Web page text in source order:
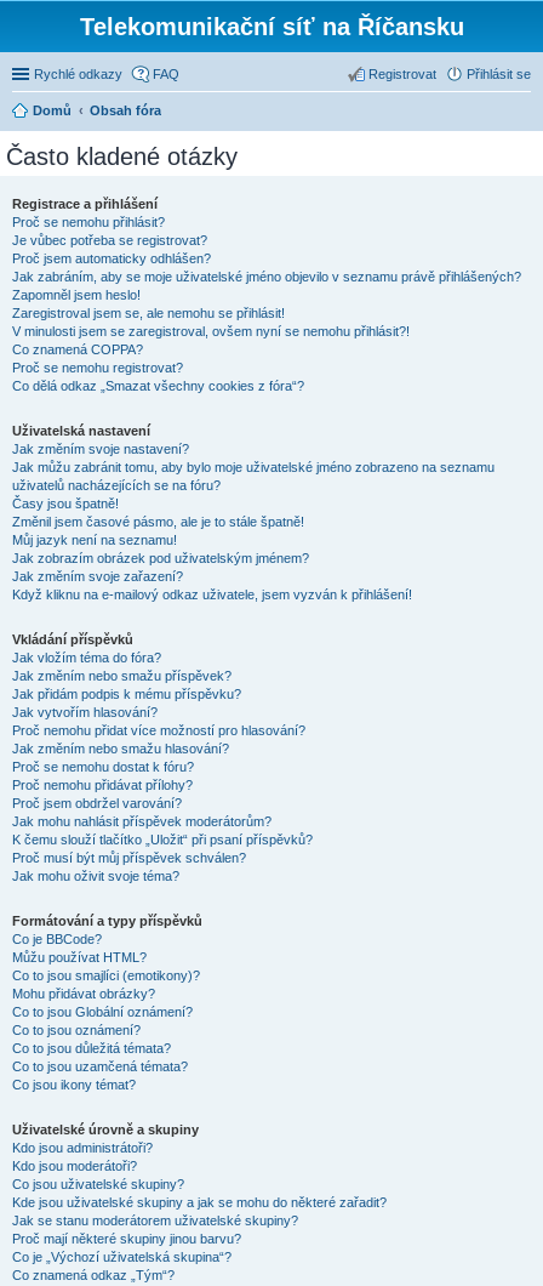
Telekomunikační síť na Říčansku
Rychlé odkazy FAQ Přihlásit se
Registrovat
Domů Obsah fóra
Často kladené otázky
Registrace a přihlášení
Proč se nemohu přihlásit?
Je vůbec potřeba se registrovat?
Proč jsem automaticky odhlášen?
Jak zabráním, aby se moje uživatelské jméno objevilo v seznamu právě přihlášených?
Zapomněl jsem heslo!
Zaregistroval jsem se, ale nemohu se přihlásit!
V minulosti jsem se zaregistroval, ovšem nyní se nemohu přihlásit?!
Co znamená COPPA?
Proč se nemohu registrovat?
Co dělá odkaz „Smazat všechny cookies z fóra“?
Uživatelská nastavení
Jak změním svoje nastavení?
Jak můžu zabránit tomu, aby bylo moje uživatelské jméno zobrazeno na seznamu
uživatelů nacházejících se na fóru?
Časy jsou špatně!
Změnil jsem časové pásmo, ale je to stále špatně!
Můj jazyk není na seznamu!
Jak zobrazím obrázek pod uživatelským jménem?
Jak změním svoje zařazení?
Když kliknu na e-mailový odkaz uživatele, jsem vyzván k přihlášení!
Vkládání příspěvků
Jak vložím téma do fóra?
Jak změním nebo smažu příspěvek?
Jak přidám podpis k mému příspěvku?
Jak vytvořím hlasování?
Proč nemohu přidat více možností pro hlasování?
Jak změním nebo smažu hlasování?
Proč se nemohu dostat k fóru?
Proč nemohu přidávat přílohy?
Proč jsem obdržel varování?
Jak mohu nahlásit příspěvek moderátorům?
K čemu slouží tlačítko „Uložit“ při psaní příspěvků?
Proč musí být můj příspěvek schválen?
Jak mohu oživit svoje téma?
Formátování a typy příspěvků
Co je BBCode?
Můžu používat HTML?
Co to jsou smajlíci (emotikony)?
Mohu přidávat obrázky?
Co to jsou Globální oznámení?
Co to jsou oznámení?
Co to jsou důležitá témata?
Co to jsou uzamčená témata?
Co jsou ikony témat?
Uživatelské úrovně a skupiny
Kdo jsou administrátoři?
Kdo jsou moderátoři?
Co jsou uživatelské skupiny?
Kde jsou uživatelské skupiny a jak se mohu do některé zařadit?
Jak se stanu moderátorem uživatelské skupiny?
Proč mají některé skupiny jinou barvu?
Co je „Výchozí uživatelská skupina“?
Co znamená odkaz „Tým“?